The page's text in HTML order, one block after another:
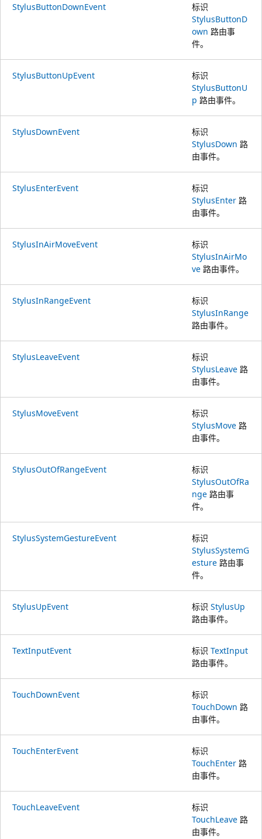
StylusButtonDownEvent
标识
StylusButtonD
own 路由事
件。
StylusButtonUpEvent
标识
StylusButtonU
p 路由事件。
StylusDownEvent
标识
StylusDown 路
由事件。
StylusEnterEvent
标识
StylusEnter 路
由事件。
StylusInAirMoveEvent
标识
StylusInAirMo
ve 路由事件。
StylusInRangeEvent
标识
StylusInRange
路由事件。
StylusLeaveEvent
标识
StylusLeave 路
由事件。
StylusMoveEvent
标识
StylusMove 路
由事件。
StylusOutOfRangeEvent
标识
StylusOutOfRa
nge 路由事
件。
StylusSystemGestureEvent
标识
StylusSystemG
esture 路由事
件。
StylusUpEvent 标识 StylusUp
路由事件。
TextInputEvent 标识 TextInput
路由事件。
TouchDownEvent
标识
TouchDown 路
由事件。
TouchEnterEvent
标识
TouchEnter 路
由事件。
TouchLeaveEvent
标识
TouchLeave 路
由事件。